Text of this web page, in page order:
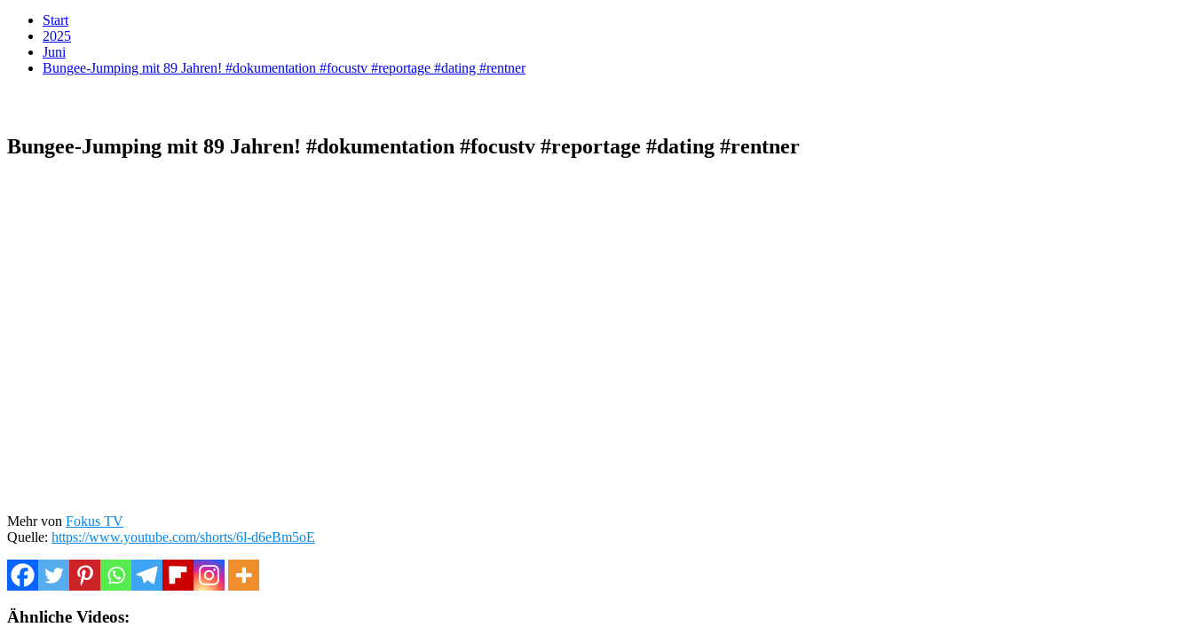
Start
2025
Juni
Bungee-Jumping mit 89 Jahren! #dokumentation #focustv #reportage #dating #rentner
Bungee-Jumping mit 89 Jahren! #dokumentation #focustv #reportage #dating #rentner
Mehr von Fokus TV
Quelle: https://www.youtube.com/shorts/6l-d6eBm5oE
Ähnliche Videos: